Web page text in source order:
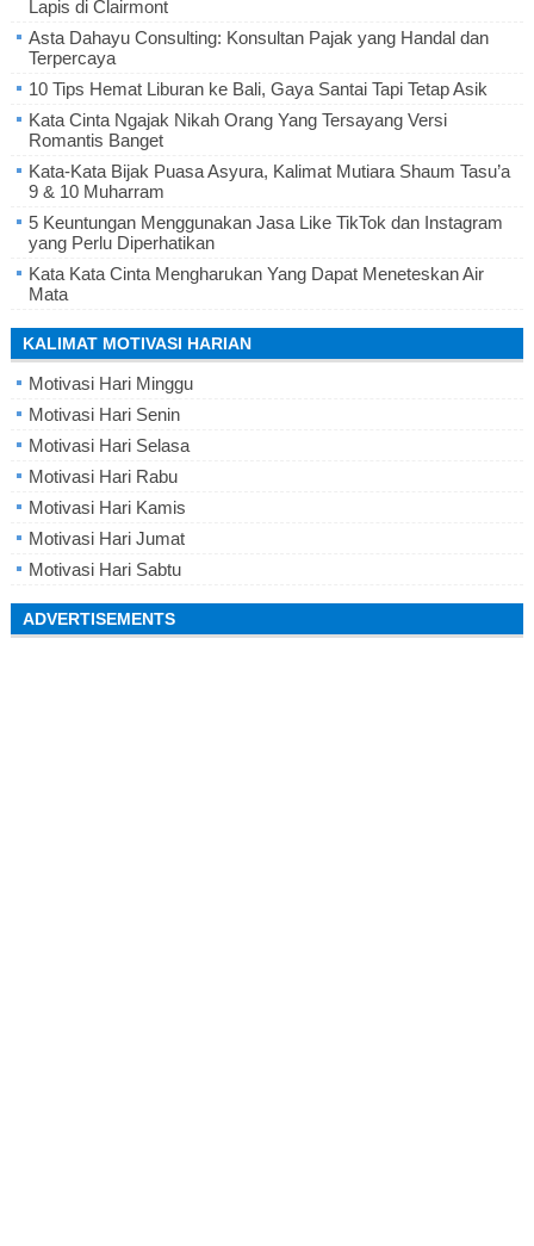
Lapis di Clairmont
Asta Dahayu Consulting: Konsultan Pajak yang Handal dan
Terpercaya
10 Tips Hemat Liburan ke Bali, Gaya Santai Tapi Tetap Asik
Kata Cinta Ngajak Nikah Orang Yang Tersayang Versi
Romantis Banget
Kata-Kata Bijak Puasa Asyura, Kalimat Mutiara Shaum Tasu’a
9 & 10 Muharram
5 Keuntungan Menggunakan Jasa Like TikTok dan Instagram
yang Perlu Diperhatikan
Kata Kata Cinta Mengharukan Yang Dapat Meneteskan Air
Mata
KALIMAT MOTIVASI HARIAN
Motivasi Hari Minggu
Motivasi Hari Senin
Motivasi Hari Selasa
Motivasi Hari Rabu
Motivasi Hari Kamis
Motivasi Hari Jumat
Motivasi Hari Sabtu
ADVERTISEMENTS